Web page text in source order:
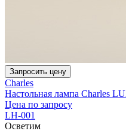
Запросить цену
Charles
Настольная лампа Charles
Цена по запросу
LH-001
Осветим